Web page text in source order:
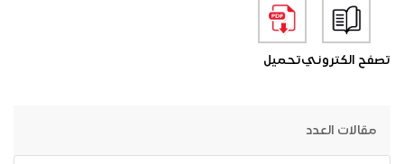
تصفح الكترونيتحميل
مقالات العدد